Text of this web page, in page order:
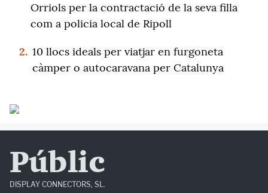
Orriols per la contractació de la seva filla
com a policia local de Ripoll
2. 10 llocs ideals per viatjar en furgoneta
càmper o autocaravana per Catalunya
Públic
DISPLAY CONNECTORS, SL.